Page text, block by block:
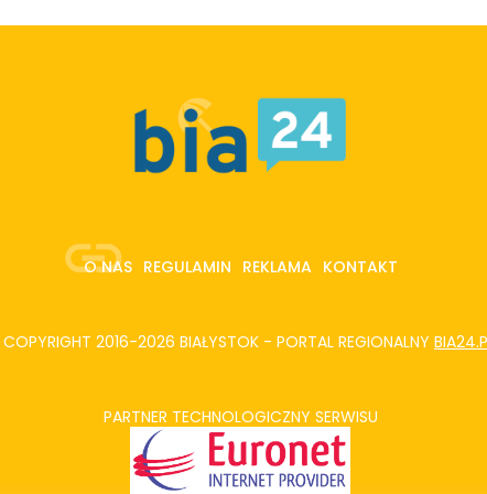
O NAS REGULAMIN REKLAMA KONTAKT
2016-2026 BIAŁYSTOK - PORTAL REGIONALNY
PARTNER TECHNOLOGICZNY SERWISU